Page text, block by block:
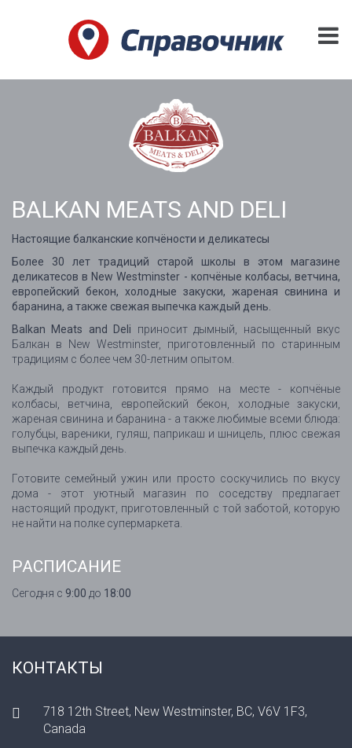
BALKAN MEATS AND DELI
Настоящие балканские копчёности и деликатесы
Более 30 лет традиций старой школы в этом магазине
деликатесов в New Westminster - копчёные колбасы, ветчина,
европейский бекон, холодные закуски, жареная свинина и
баранина, а также свежая выпечка каждый день.
Balkan Meats and Deli приносит дымный, насыщенный вкус
Балкан в New Westminster, приготовленный по старинным
традициям с более чем 30-летним опытом.
Каждый продукт готовится прямо на месте - копчёные
колбасы, ветчина, европейский бекон, холодные закуски,
жареная свинина и баранина - а также любимые всеми блюда:
голубцы, вареники, гуляш, паприкаш и шницель, плюс свежая
выпечка каждый день.
Готовите семейный ужин или просто соскучились по вкусу
дома - этот уютный магазин по соседству предлагает
настоящий продукт, приготовленный с той заботой, которую
не найти на полке супермаркета.
РАСПИСАНИЕ
Сегодня с 9:00 до 18:00
КОНТАКТЫ
718 12th Street, New Westminster, BC, V6V 1F3,
Canada